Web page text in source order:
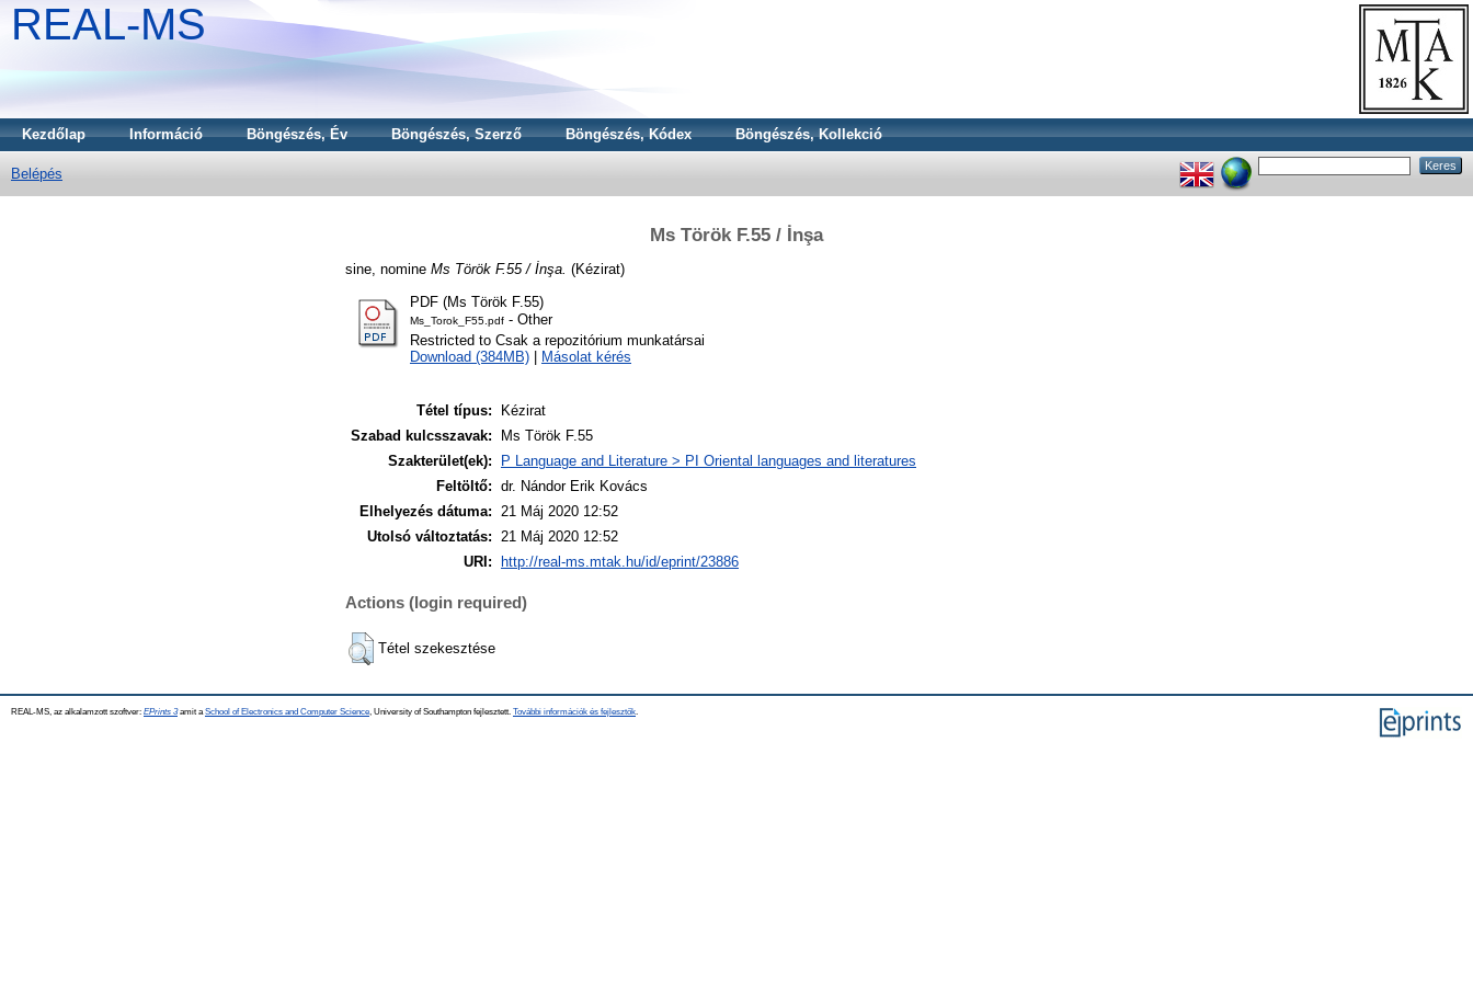
REAL-MS
Kezdőlap Információ Böngészés, Év Böngészés, Szerző Böngészés, Kódex Böngészés, Kollekció
Belépés
Ms Török F.55 / İnşa
sine, nomine Ms Török F.55 / İnşa. (Kézirat)
PDF (Ms Török F.55)
Ms_Torok_F55.pdf - Other
Restricted to Csak a repozitórium munkatársai
Download (384MB)
Másolat kérés
Tétel típus:
Kézirat
Szabad kulcsszavak:
Ms Török F.55
Szakterület(ek):
P Language and Literature > PI Oriental languages and literatures
Feltöltő: dr. Nándor Erik Kovács
Elhelyezés dátuma: 21 Máj 2020 12:52
Utolsó változtatás: 21 Máj 2020 12:52
URI:
http://real-ms.mtak.hu/id/eprint/23886
Actions (login required)
Tétel szekesztése
REAL-MS, az alkalamzott szoftver: EPrints 3amit a School of Electronics and Computer Science , University of Southampton fejlesztett. További információk és fejlesztők